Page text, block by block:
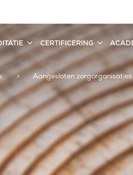
CERTIFICERING
> Aangesloten zorgorganisaties